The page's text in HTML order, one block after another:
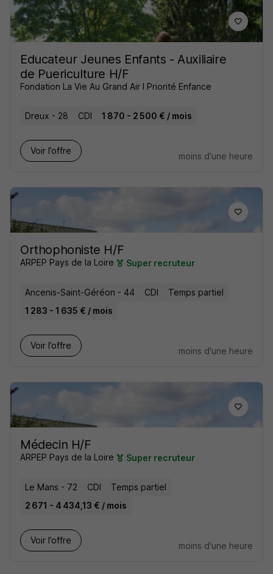
Educateur Jeunes Enfants - Auxiliaire
de Puericulture H/F
Fondation La Vie Au Grand Air I Priorité Enfance
Dreux - 28 CDI 1 870 - 2 500 € / mois
Voir l’offre
moins d'une heure
Orthophoniste H/F
ARPEP Pays de la Loire Super recruteur
Ancenis-Saint-Géréon - 44 CDI
Temps partiel
1 283 - 1 635 € / mois
Voir l’offre
moins d'une heure
Médecin H/F
ARPEP Pays de la Loire Super recruteur
Le Mans - 72 CDI
Temps partiel
2 671 - 4 434,13 € / mois
Voir l’offre
moins d'une heure